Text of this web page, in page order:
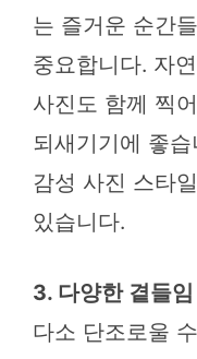
는 즐거운 순간
중요합니다. 자
사진도 함께 찍
되새기기에 좋
감성 사진 스타
있습니다.
3. 다양한 곁들
다소 단조로울